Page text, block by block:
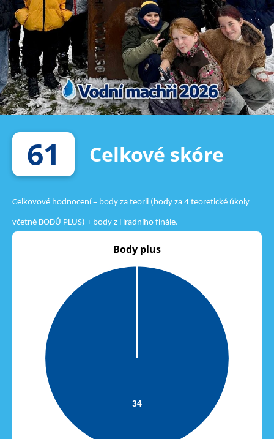
Celkové skóre
61
Celkovové hodnocení = body za teorii (body za 4 teoretické úkoly
včetně BODŮ PLUS) + body z Hradního finále.